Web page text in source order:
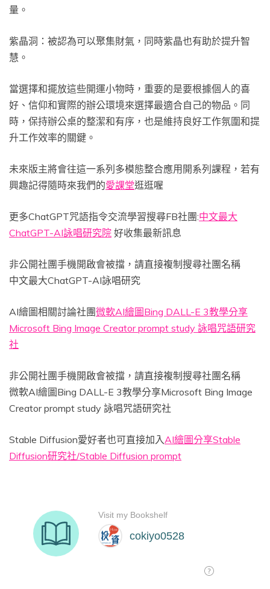
量。
紫晶洞：被認為可以聚集財氣，同時紫晶也有助於提升智
慧。
當選擇和擺放這些開運小物時，重要的是要根據個人的喜
好、信仰和實際的辦公環境來選擇最適合自己的物品。同
時，保持辦公桌的整潔和有序，也是維持良好工作氛圍和提
升工作效率的關鍵。
未來版主將會往這一系列多模態整合應用開系列課程，若有
興趣記得隨時來我們的愛課堂逛逛喔
更多ChatGPT咒語指令交流學習搜尋FB社團:中文最大
ChatGPT-AI詠唱研究院 好收集最新訊息
非公開社團手機開啟會被擋，請直接複制搜尋社團名稱
中文最大ChatGPT-AI詠唱研究
AI繪圖相關討論社團微軟AI繪圖Bing DALL-E 3教學分享
Microsoft Bing Image Creator prompt study 詠唱咒語研究
社
非公開社團手機開啟會被擋，請直接複制搜尋社團名稱
微軟AI繪圖Bing DALL-E 3教學分享Microsoft Bing Image
Creator prompt study 詠唱咒語研究社
Stable Diffusion愛好者也可直接加入AI繪圖分享Stable
Diffusion研究社/Stable Diffusion prompt